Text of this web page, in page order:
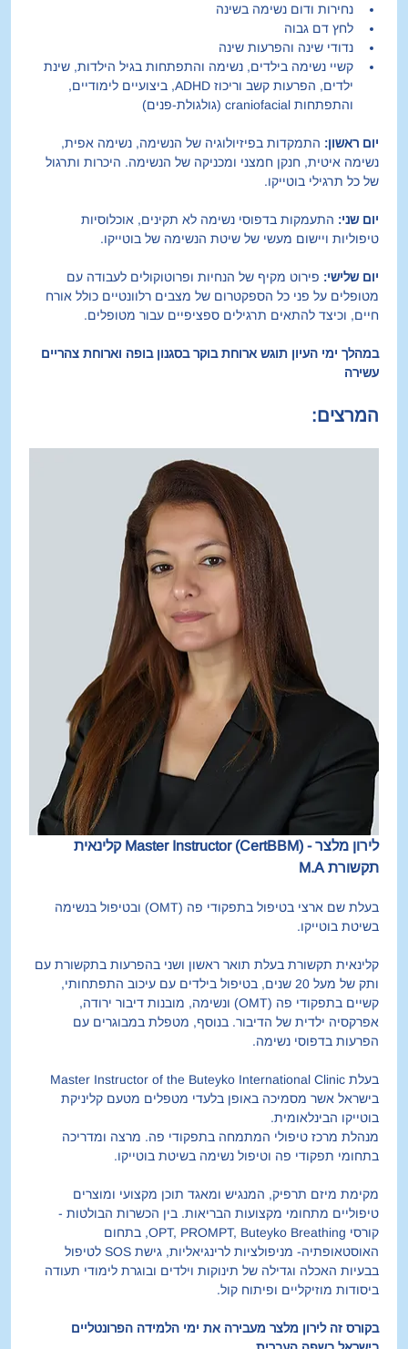
נחירות ודום נשימה בשינה
לחץ דם גבוה
נדודי שינה והפרעות שינה
קשיי נשימה בילדים, נשימה והתפתחות בגיל הילדות, שינת
ילדים, הפרעות קשב וריכוז ADHD, ביצועיים לימודיים,
והתפתחות craniofacial (גולגולת-פנים)
יום ראשון: התמקדות בפיזיולוגיה של הנשימה, נשימה אפית,
נשימה איטית, חנקן חמצני ומכניקה של הנשימה. היכרות ותרגול
של כל תרגילי בוטייקו.
יום שני: התעמקות בדפוסי נשימה לא תקינים, אוכלוסיות
טיפוליות ויישום מעשי של שיטת הנשימה של בוטייקו.
יום שלישי: פירוט מקיף של הנחיות ופרוטוקולים לעבודה עם
מטופלים על פני כל הספקטרום של מצבים רלוונטיים כולל אורח
חיים, וכיצד להתאים תרגילים ספציפיים עבור מטופלים.
במהלך ימי העיון תוגש ארוחת בוקר בסגנון בופה וארוחת צהריים
עשירה
המרצים:
לירון מלצר - Master Instructor (CertBBM) קלינאית
תקשורת M.A
בעלת שם ארצי בטיפול בתפקודי פה (OMT) ובטיפול בנשימה
בשיטת בוטייקו.
קלינאית תקשורת בעלת תואר ראשון ושני בהפרעות בתקשורת עם
ותק של מעל 20 שנים, בטיפול בילדים עם עיכוב התפתחותי,
קשיים בתפקודי פה (OMT) ונשימה, מובנות דיבור ירודה,
אפרקסיה ילדית של הדיבור. בנוסף, מטפלת במבוגרים עם
הפרעות בדפוסי נשימה.
בישראל אשר מסמיכה באופן בלעדי מטפלים מטעם קליניקת
בוטייקו הבינלאומית.
מנהלת מרכז טיפולי המתמחה בתפקודי פה. מרצה ומדריכה
בתחומי תפקודי פה וטיפול נשימה בשיטת בוטייקו.
מקימת מיזם תרפיק, המנגיש ומאגד תוכן מקצועי ומוצרים
טיפוליים מתחומי מקצועות הבריאות. בין הכשרות הבולטות -
קורסי OPT, PROMPT, Buteyko Breathing, בתחום
האוסטאופתיה- מניפולציות לרינגיאליות, גישת SOS לטיפול
בבעיות האכלה וגדילה של תינוקות וילדים ובוגרת לימודי תעודה
ביסודות מוזיקליים ופיתוח קול.
בקורס זה לירון מלצר מעבירה את ימי הלמידה הפרונטליים